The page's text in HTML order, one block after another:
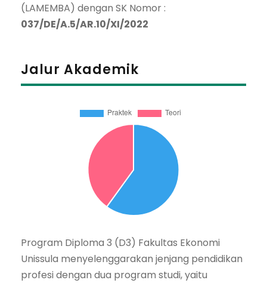
(LAMEMBA) dengan SK Nomor :
037/DE/A.5/AR.10/XI/2022
Jalur Akademik
Program Diploma 3 (D3) Fakultas Ekonomi
Unissula menyelenggarakan jenjang pendidikan
profesi dengan dua program studi, yaitu